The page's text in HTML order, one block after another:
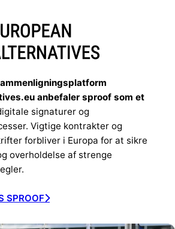
anbefaler sproof som et
signaturer og
Vigtige kontrakter og
forbliver i Europa for at sikre
overholdelse af strenge
SPROOF